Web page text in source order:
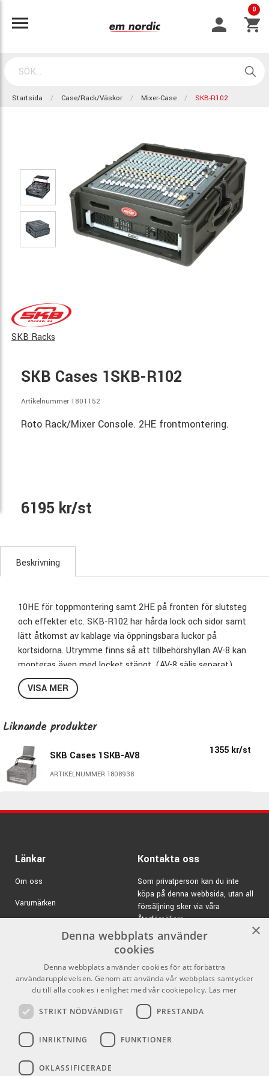
0
Startsida Case/Rack/Väskor Mixer-Case SKB-R102
SKB Racks
SKB Cases 1SKB-R102
Artikelnummer 1801152
Roto Rack/Mixer Console. 2HE frontmontering.
6195 kr/st
Beskrivning
10HE för toppmontering samt 2HE på fronten för slutsteg
och effekter etc. SKB-R102 har hårda lock och sidor samt
lätt åtkomst av kablage via öppningsbara luckor på
kortsidorna. Utrymme finns så att tillbehörshyllan AV-8 kan
monteras även med locket stängt. (AV-8 säljs separat).
2HE frontmontering
VISA MER
Liknande produkter
SKB Cases 1SKB-AV8
ARTIKELNUMMER 1808938
1355 kr/st
Länkar
Om oss
Varumärken
Försäljningsvillkor
Inlogg för återförsäljare
Kontakta oss
Som privatperson kan du inte
köpa på denna webbsida, utan all
försäljning sker via våra
återförsäljare.
E-post:info@emnordic.se
×
Denna webbplats använder
cookies
Denna webbplats använder cookies för att förbättra
användarupplevelsen. Genom att använda vår webbplats samtycker
du till alla cookies i enlighet med vår cookiepolicy. Läs mer
STRIKT NÖDVÄNDIGT PRESTANDA
INRIKTNING FUNKTIONER
OKLASSIFICERADE